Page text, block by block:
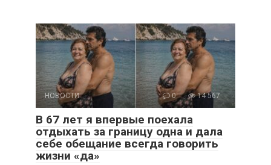
НОВОСТИ 0 14 567
В 67 лет я впервые поехала
отдыхать за границу одна и дала
себе обещание всегда говорить
жизни «да»